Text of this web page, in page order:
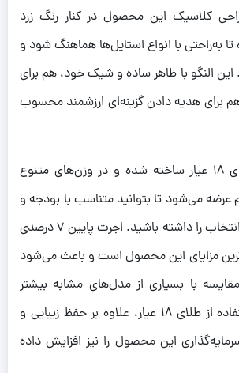
کلاسیک این محصول در کنار رنگ زرد
به‌راحتی با انواع استایل‌ها هماهنگ شود و
این النگو با ظاهر ساده و شیک خود، هم برای
برای هدیه دادن گزینه‌ای ارزشمند محسوب
این محصول از طلای 18 عیار ساخته شده و در وزن‌های متنوع
تا 4.080 گرم عرضه می‌شود تا بتوانید متناسب با بودجه و
سلیقه خود بهترین انتخاب را داشته باشید. اجرت پایین 7 درصدی
مزایای این محصول است و باعث می‌شود
با بسیاری از مدل‌های مشابه بیشتر
باشد. همچنین استفاده از طلای 18 عیار، علاوه بر حفظ زیبایی و
این محصول را نیز افزایش داده